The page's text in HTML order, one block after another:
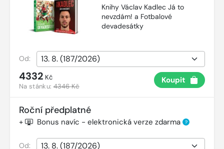
Knihy Václav Kadlec Já to
nevzdám! a Fotbalové
devadesátky
Od:
4332 Kč
Na stánku:4346 Kč
Koupit
Roční předplatné
+ Bonus navíc - elektronická verze zdarma ?
Od: